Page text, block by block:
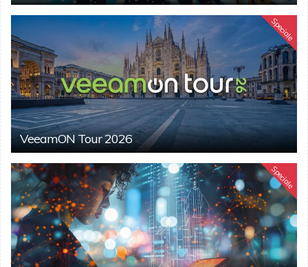
Speciale
VeeamON Tour 2026
Speciale